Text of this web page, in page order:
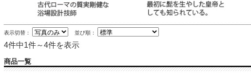
表示切替： 並び順：
4件中1件～4件を表示
商品一覧